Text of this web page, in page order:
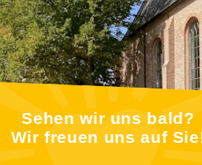
Sehen wir uns bald?
Wir freuen uns auf